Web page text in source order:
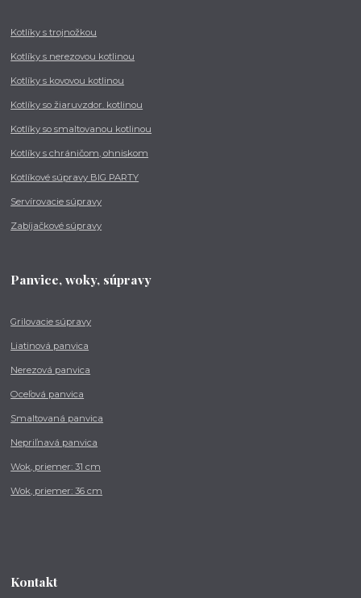
Kotlíky s trojnožkou
Kotlíky s nerezovou kotlinou
Kotlíky s kovovou kotlinou
Kotlíky so žiaruvzdor. kotlinou
Kotlíky so smaltovanou kotlinou
Kotlíky s chráničom, ohniskom
Kotlíkové súpravy BIG PARTY
Servírovacie súpravy
Zabíjačkové súpravy
Panvice, woky, súpravy
Grilovacie súpravy
Liatinová panvica
Nerezová panvica
Oceľová panvica
Smaltovaná panvica
Nepriľnavá panvica
Wok, priemer: 31 cm
Wok, priemer: 36 cm
Kontakt